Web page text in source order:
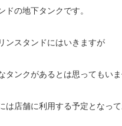
ドの地下タンクです。
ンスタンドにはいきますが
タンクがあるとは思ってもいま
は店舗に利用する予定となって